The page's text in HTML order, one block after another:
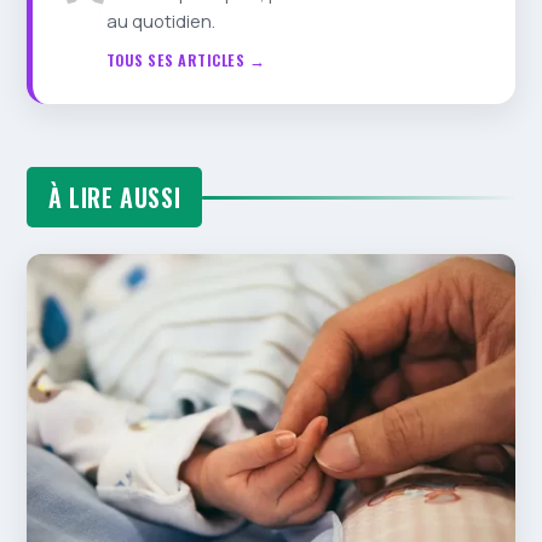
au quotidien.
TOUS SES ARTICLES →
À LIRE AUSSI